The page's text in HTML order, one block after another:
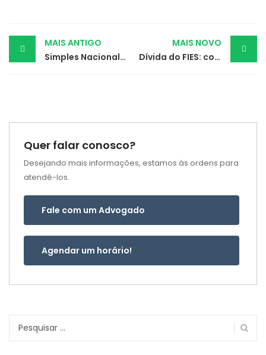
Post
navigation
MAIS ANTIGO
Simples Nacional na Reforma Tributária: o que muda com IBS e CBS e como se preparar
MAIS NOVO
Dívida do FIES: como renegociar, reduzir encargos e corrigir cobranças indevidas (em atraso ou em dia)
Quer falar conosco?
Desejando mais informações, estamos às ordens para
atendê-los.
Fale com um Advogado
Agendar um horário!
Pesquisar